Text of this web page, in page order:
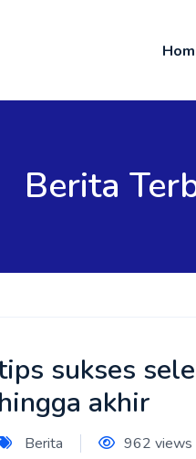
Berita
sukses
hingga akhir
Berita 962 views